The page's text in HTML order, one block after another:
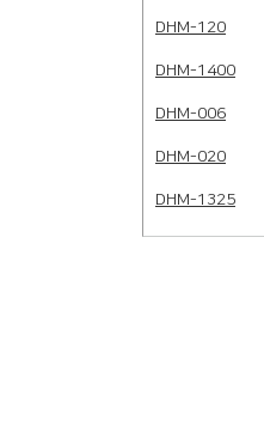
DHM-120
DHM-1400
DHM-006
DHM-020
DHM-1325